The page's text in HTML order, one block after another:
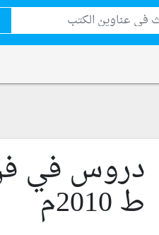
دروس في
ط 2010م